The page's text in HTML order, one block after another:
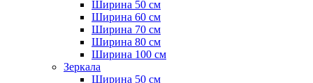
Ширина 50 см
Ширина 60 см
Ширина 70 см
Ширина 80 см
Ширина 100 см
Зеркала
Ширина 50 см